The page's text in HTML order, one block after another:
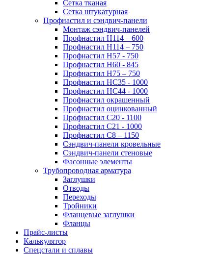
Сетка тканая
Сетка штукатурная
Профнастил и сэндвич-панели
Монтаж сэндвич-панелей
Профнастил Н114 – 600
Профнастил Н114 – 750
Профнастил Н57 - 750
Профнастил Н60 - 845
Профнастил Н75 – 750
Профнастил НС35 - 1000
Профнастил НС44 - 1000
Профнастил окрашенный
Профнастил оцинкованный
Профнастил С20 - 1100
Профнастил С21 - 1000
Профнастил С8 – 1150
Сэндвич-панели кровельные
Сэндвич-панели стеновые
Фасонные элементы
Трубопроводная арматура
Заглушки
Отводы
Переходы
Тройники
Фланцевые заглушки
Фланцы
Прайс-листы
Калькулятор
Спецстали и сплавы